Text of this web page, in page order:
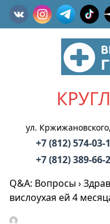
ул.
+7 (812) 574-03-
+7 (812) 389-66-
Q&A: Вопросы›
вислоухая ей 4